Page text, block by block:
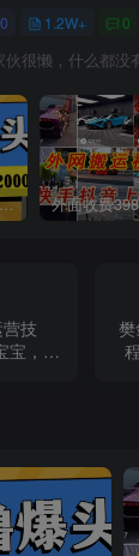
0 1.2W+ 0
伙很懒，什么都没
AI起号撸爆头条，小白也能操作，日入2000+
技
宝，学